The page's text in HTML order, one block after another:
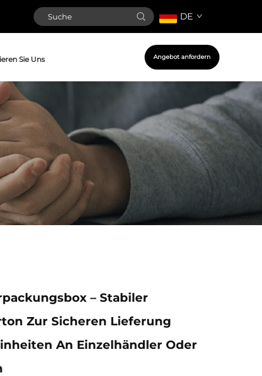
DE
Sie Uns Angebot anfordern
– Stabiler
Zur Sicheren Lieferung
An Einzelhändler Oder